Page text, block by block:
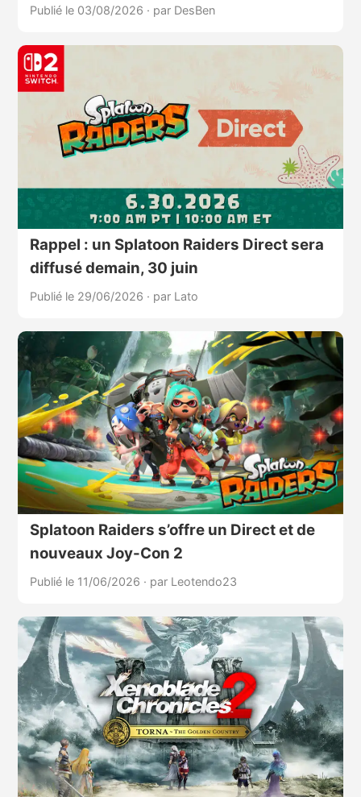
Publié le 03/08/2026 · par DesBen
Rappel : un Splatoon Raiders Direct sera
diffusé demain, 30 juin
Publié le 29/06/2026 · par Lato
Splatoon Raiders s’offre un Direct et de
nouveaux Joy-Con 2
Publié le 11/06/2026 · par Leotendo23